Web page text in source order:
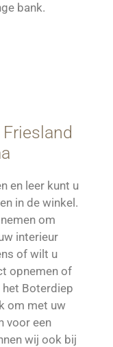
bank.
en leer kunt u
in de winkel.
om
interieur
of wilt u
opnemen of
het Boterdiep
om met uw
voor een
wij ook bij